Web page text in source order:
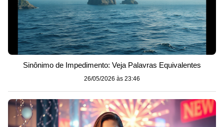
Sinônimo de Impedimento: Veja Palavras Equivalentes
26/05/2026 às 23:46